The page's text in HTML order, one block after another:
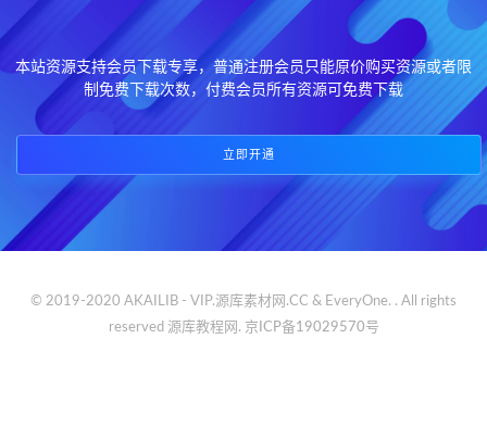
本站资源支持会员下载专享，普通注册会员只能原价购买资源或者限
制免费下载次数，付费会员所有资源可免费下载
立即开通
© 2019-2020 AKAILIB - VIP.源库素材网.CC & EveryOne. . All rights
reserved 源库教程网. 京ICP备19029570号